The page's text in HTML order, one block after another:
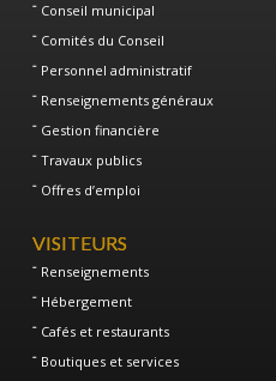
Conseil municipal
Comités du Conseil
Personnel administratif
Renseignements généraux
Gestion financière
Travaux publics
Offres d’emploi
VISITEURS
Renseignements
Hébergement
Cafés et restaurants
Boutiques et services